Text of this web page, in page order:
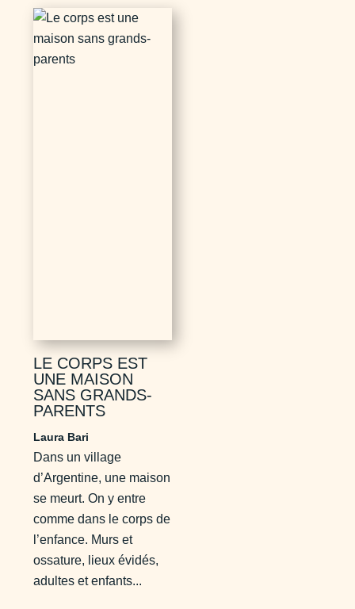
LE CORPS EST
UNE MAISON
SANS GRANDS-
PARENTS
Laura Bari
Dans un village
d’Argentine, une maison
se meurt. On y entre
comme dans le corps de
l’enfance. Murs et
ossature, lieux évidés,
adultes et enfants...